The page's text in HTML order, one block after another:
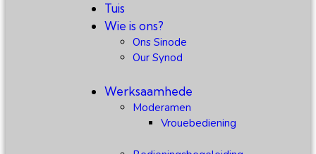
Tuis
Wie is ons?
Ons Sinode
Our Synod
Werksaamhede
Moderamen
Vrouebediening